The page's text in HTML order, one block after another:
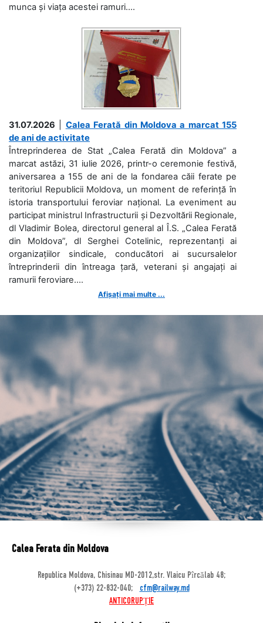
munca și viața acestei ramuri....
31.07.2026
Calea Ferată din Moldova a marcat 155
de ani de activitate
Întreprinderea de Stat „Calea Ferată din Moldova” a
marcat astăzi, 31 iulie 2026, printr-o ceremonie festivă,
aniversarea a 155 de ani de la fondarea căii ferate pe
teritoriul Republicii Moldova, un moment de referință în
istoria transportului feroviar național. La eveniment au
participat ministrul Infrastructurii și Dezvoltării Regionale,
dl Vladimir Bolea, directorul general al Î.S. „Calea Ferată
din Moldova”, dl Serghei Cotelinic, reprezentanți ai
organizațiilor sindicale, conducători ai sucursalelor
întreprinderii din întreaga țară, veterani și angajați ai
ramurii feroviare....
Afișați mai multe ...
Calea Ferata din Moldova
Republica Moldova, Chisinau MD-2012,str. Vlaicu Pîrcălab 48;
(+373) 22-832-040;
cfm@railway.md
ANTICORUPȚIE